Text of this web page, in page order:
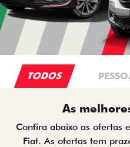
TODOS
As
Confira abaixo as ofertas
Fiat. As ofertas tem